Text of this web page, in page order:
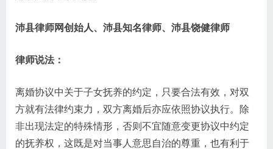
沛县律师网创始人、沛县知名律师、沛县饶健律师
律师说法：
离婚协议中关于子女抚养的约定，只要合法有效，对双
方就有法律约束力，双方离婚后亦应依照协议执行。除
非出现法定的特殊情形，否则不宜随意变更协议中约定
的抚养权，这既是对当事人意思自治的尊重，也有利于